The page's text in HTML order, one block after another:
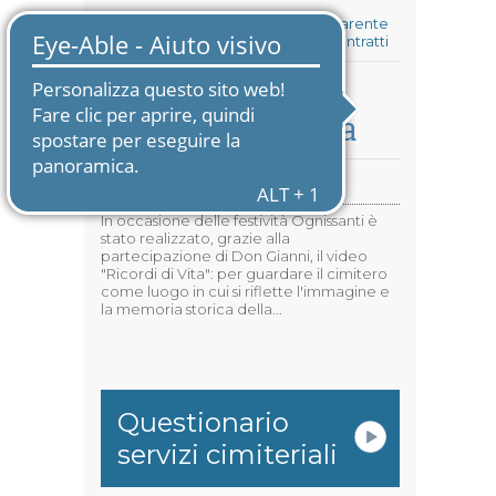
Amministrazione Trasparente
Bandi di gara e contratti
Rassegna Stampa
In occasione delle festività Ognissanti è
stato realizzato, grazie alla
partecipazione di Don Gianni, il video
"Ricordi di Vita": per guardare il cimitero
come luogo in cui si riflette l'immagine e
la memoria storica della...
Questionario
servizi cimiteriali